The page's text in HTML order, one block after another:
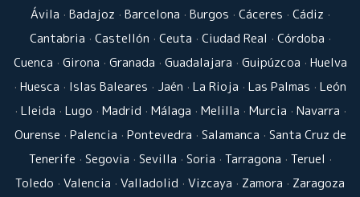
Ávila · Badajoz · Barcelona · Burgos · Cáceres · Cádiz ·
Cantabria · Castellón · Ceuta · Ciudad Real · Córdoba ·
Cuenca · Girona · Granada · Guadalajara · Guipúzcoa · Huelva
· Huesca · Islas Baleares · Jaén · La Rioja · Las Palmas · León
· Lleida · Lugo · Madrid · Málaga · Melilla · Murcia · Navarra ·
Ourense · Palencia · Pontevedra · Salamanca · Santa Cruz de
Tenerife · Segovia · Sevilla · Soria · Tarragona · Teruel ·
Toledo · Valencia · Valladolid · Vizcaya · Zamora · Zaragoza